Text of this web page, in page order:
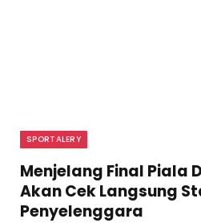
SPORTALERY
Menjelang Final Piala
Akan Cek Langsung
Penyelenggara